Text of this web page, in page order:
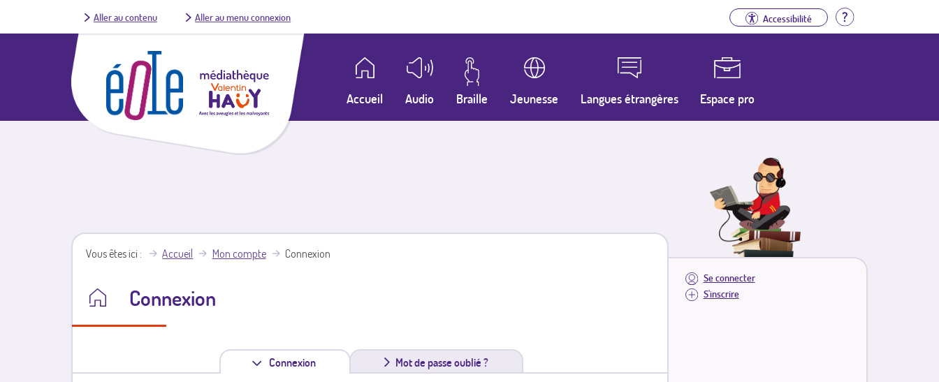
Aller au contenu Aller au menu connexion Accessibilité Aide
Accueil Audio Braille Jeunesse Langues étrangères Espace pro
Se connecter
S'inscrire
Vous êtes ici Accueil Mon compte Connexion
Connexion
Connexion Mot de passe oublié ?